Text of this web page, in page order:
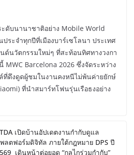
ดับนานาชาติอย่าง Mobile World
ระจำทุกปีที่เมืองบาร์เซโลนา ประเทศ
นด์นวัตกรรมใหม่ๆ ที่สะท้อนทิศทางวงกา
Barcelona 2026 ซึ่งจัดระหว่าง
ดึงดูดผู้ชมในงานคงหนีไม่พ้นค่ายยักษ์
ที่นำสมาร์ทโฟนรุ่นเรือธงอย่าง
เปิดบ้านอัปเดตงานกำกับดูแล
ลตฟอร์มดิจิทัล ภายใต้กฎหมาย DPS ปี
เดินหน้าต่อยอด “กลไกร่วมกำกับ”